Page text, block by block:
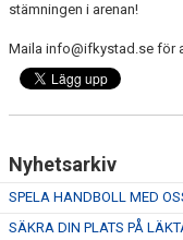
stämningen i arenan!
Maila info@ifkystad.se för
Nyhetsarkiv
SPELA HANDBOLL MED
SÄKRA DIN PLATS PÅ